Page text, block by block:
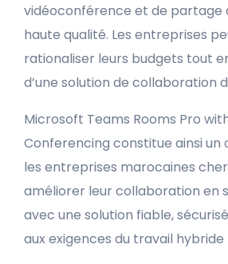
vidéoconférence et de partage
haute qualité. Les entreprises
rationaliser leurs budgets tout
d’une solution de collaboration
Microsoft Teams Rooms Pro
Conferencing constitue ainsi un
les entreprises marocaines
améliorer leur collaboration en
avec une solution fiable,
aux exigences du travail